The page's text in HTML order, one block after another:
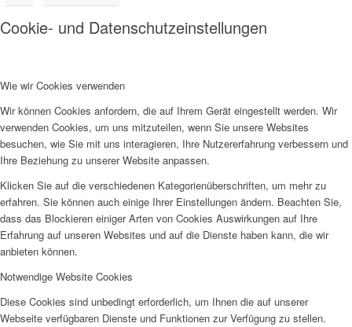
Cookie- und Datenschutzeinstellungen
Wie wir Cookies verwenden
Wir können Cookies anfordern, die auf Ihrem Gerät eingestellt werden. Wir
verwenden Cookies, um uns mitzuteilen, wenn Sie unsere Websites
besuchen, wie Sie mit uns interagieren, Ihre Nutzererfahrung verbessern und
Ihre Beziehung zu unserer Website anpassen.
Klicken Sie auf die verschiedenen Kategorienüberschriften, um mehr zu
erfahren. Sie können auch einige Ihrer Einstellungen ändern. Beachten Sie,
dass das Blockieren einiger Arten von Cookies Auswirkungen auf Ihre
Erfahrung auf unseren Websites und auf die Dienste haben kann, die wir
anbieten können.
Notwendige Website Cookies
Diese Cookies sind unbedingt erforderlich, um Ihnen die auf unserer
Webseite verfügbaren Dienste und Funktionen zur Verfügung zu stellen.